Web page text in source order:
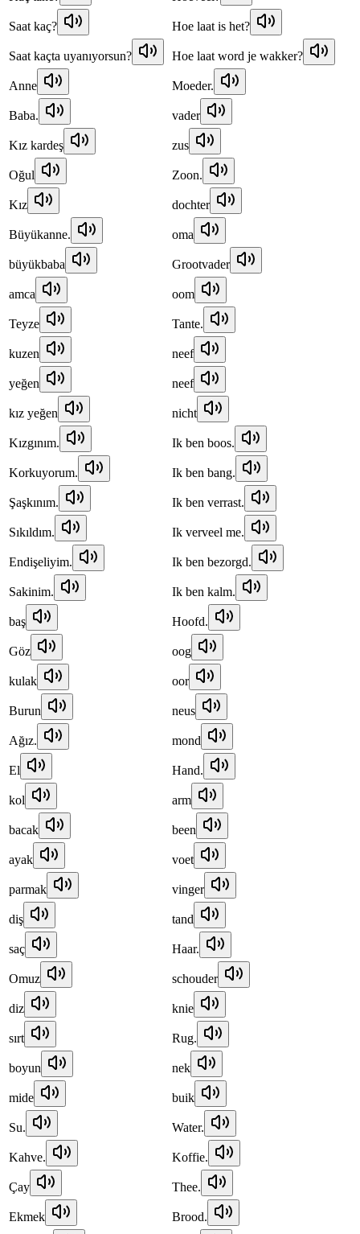
Saat kaç? Hoe laat is het?
Saat kaçta uyanıyorsun? Hoe laat word je wakker?
Anne Moeder.
Baba. vader
Kız kardeş zus
Oğul Zoon.
Kız dochter
Büyükanne. oma
büyükbaba Grootvader
amca oom
Teyze Tante.
kuzen neef
yeğen neef
kız yeğen nicht
Kızgınım. Ik ben boos.
Korkuyorum. Ik ben bang.
Şaşkınım. Ik ben verrast.
Sıkıldım. Ik verveel me.
Endişeliyim. Ik ben bezorgd.
Sakinim. Ik ben kalm.
baş Hoofd.
Göz oog
kulak oor
Burun neus
Ağız. mond
El Hand.
kol arm
bacak been
ayak voet
parmak vinger
diş tand
saç Haar.
Omuz schouder
diz knie
sırt Rug.
boyun nek
mide buik
Su. Water.
Kahve. Koffie.
Çay Thee.
Ekmek Brood.